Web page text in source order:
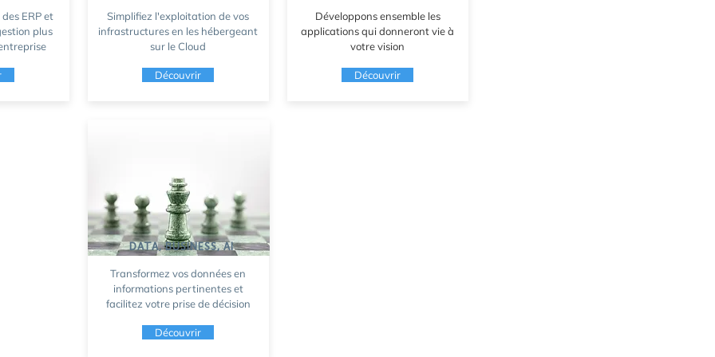
ERP et
plus
Simplifiez l'exploitation de vos
infrastructures en les hébergeant
sur le Cloud
Découvrir
Développons ensemble les
applications qui donneront vie à
votre vision
Découvrir
DATA, BUSINESS, AI
Transformez vos données en
informations pertinentes et
facilitez votre prise de décision
Découvrir